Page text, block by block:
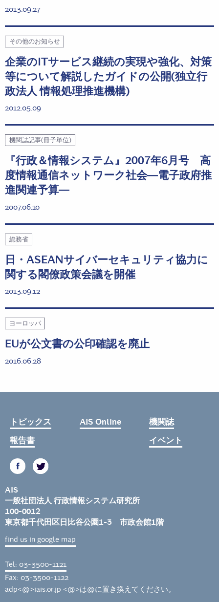
2013.09.27
その他のお知らせ
企業のITサービス継続の実現や強化、対策
等について解説したガイドの公開(独立行
政法人 情報処理推進機構)
2012.05.09
機関誌記事(冊子単位)
『行政＆情報システム』2007年6月号 高
度情報通信ネットワーク社会―電子政府推
進関連予算―
2007.06.10
総務省
日・ASEANサイバーセキュリティ協力に
関する閣僚政策会議を開催
2013.09.12
ヨーロッパ
EUが公文書の公印確認を廃止
2016.06.28
トピックス AIS Online
機関誌
報告書
イベント
AIS
一般社団法人 行政情報システム研究所
100-0012
東京都千代田区日比谷公園1-3 市政会館1階
find us in google map
Tel: 03-3500-1121
Fax: 03-3500-1122
adp<@>iais.or.jp <@>は@に置き換えてください。